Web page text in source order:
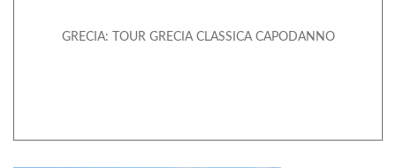
GRECIA: TOUR GRECIA CLASSICA CAPODANNO